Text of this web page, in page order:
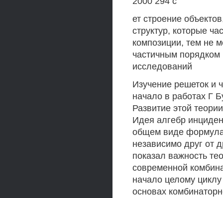
ет строение
структур, которые
композиции, тем не
частичным порядком
исследований
Изучение решеток и
начало в работах Г
Развитие этой
Идея алгебр
общем виде
независимо друг от
показал важность
современной
начало целому
основах